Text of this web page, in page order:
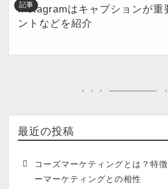
記事
Instagramはキャプションが重
ントなどを紹介
最近の投稿
コーズマーケティングとは？特
ーマーケティングとの相性